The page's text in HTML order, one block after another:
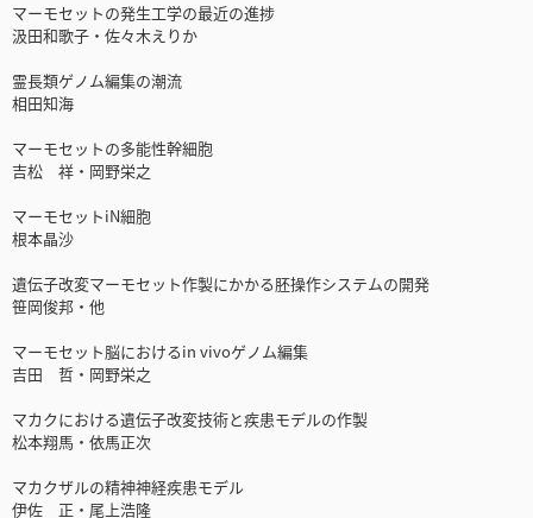
マーモセットの発生工学の最近の進捗
汲田和歌子・佐々木えりか
霊長類ゲノム編集の潮流
相田知海
マーモセットの多能性幹細胞
吉松 祥・岡野栄之
マーモセットiN細胞
根本晶沙
遺伝子改変マーモセット作製にかかる胚操作システムの開発
笹岡俊邦・他
マーモセット脳におけるin vivoゲノム編集
吉田 哲・岡野栄之
マカクにおける遺伝子改変技術と疾患モデルの作製
松本翔馬・依馬正次
マカクザルの精神神経疾患モデル
伊佐 正・尾上浩隆